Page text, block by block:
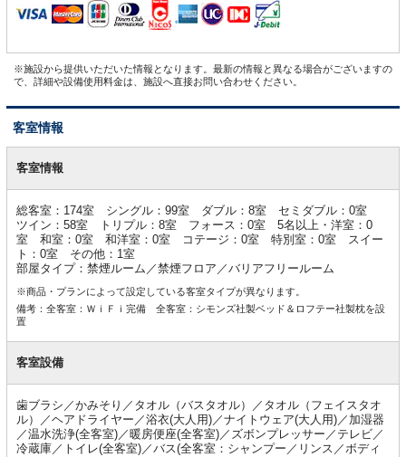
※施設から提供いただいた情報となります。最新の情報と異なる場合がございますの
で、詳細や設備使用料金は、施設へ直接お問い合わせください。
客室情報
室客室情報
総客室：174室 シングル：99室 ダブル：8室 セミダブル：0室
ツイン：58室 トリプル：8室 フォース：0室 5名以上・洋室：0
室 和室：0室 和洋室：0室 コテージ：0室 特別室：0室 スイー
ト：0室 その他：1室
部屋タイプ：禁煙ルーム／禁煙フロア／バリアフリールーム
※商品・プランによって設定している客室タイプが異なります。
備考：全客室：ＷｉＦｉ完備 全客室：シモンズ社製ベッド＆ロフテー社製枕を設
置
客室設備
歯ブラシ／かみそり／タオル（バスタオル）／タオル（フェイスタオ
ル）／ヘアドライヤー／浴衣(大人用)／ナイトウェア(大人用)／加湿器
／温水洗浄(全客室)／暖房便座(全客室)／ズボンプレッサー／テレビ／
冷蔵庫／トイレ(全客室)／バス(全客室：シャンプー／リンス／ボディ